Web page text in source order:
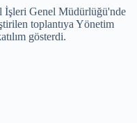
İşleri Genel Müdürlüğü'nde
toplantıya Yönetim
gösterdi.